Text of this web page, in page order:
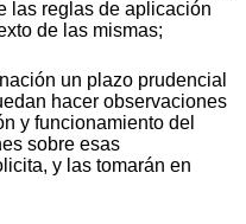
las reglas de aplicación
de las mismas;
un plazo prudencial
hacer observaciones
y funcionamiento del
sobre esas
y las tomarán en